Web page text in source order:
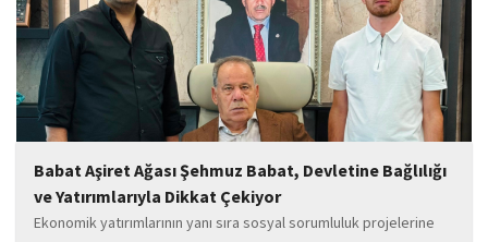
da güçlendirecek projeleri hayata geçirmek için ekip...
Babat Aşiret Ağası Şehmuz Babat, Devletine Bağlılığı
ve Yatırımlarıyla Dikkat Çekiyor
Ekonomik yatırımlarının yanı sıra sosyal sorumluluk projelerine